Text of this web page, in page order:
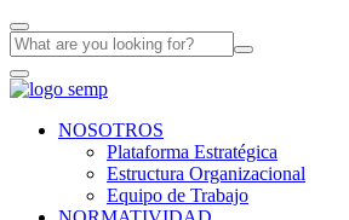
NOSOTROS
Plataforma Estratégica
Estructura Organizacional
Equipo de Trabajo